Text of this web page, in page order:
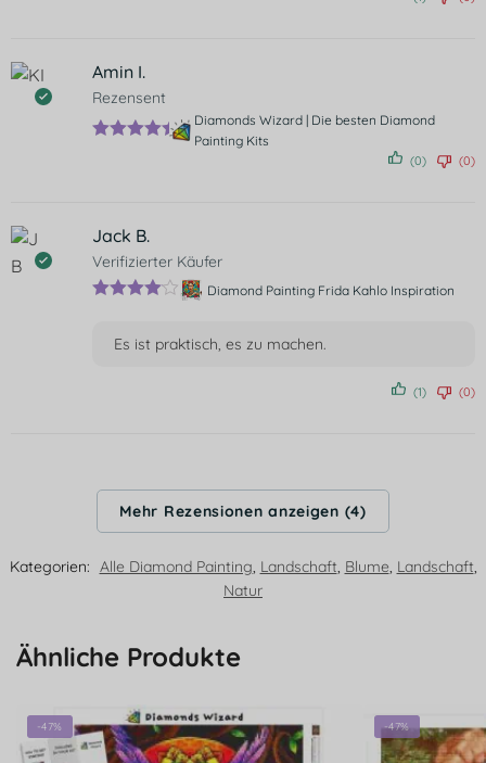
Amin I.
Rezensent
Diamonds Wizard | Die besten Diamond
Painting Kits
(0) (0)
Jack B.
Verifizierter Käufer
Diamond Painting Frida Kahlo Inspiration
Es ist praktisch, es zu machen.
(1) (0)
Mehr Rezensionen anzeigen (4)
Kategorien: Alle Diamond Painting, Landschaft, Blume, Landschaft,
Natur
Ähnliche Produkte
-47% -47%